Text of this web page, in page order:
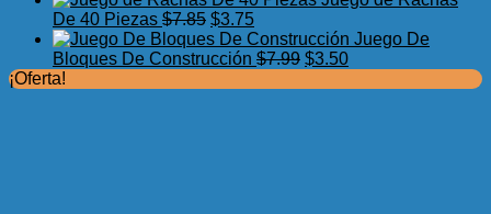
$9.89.
original
era:
$3.99.
actual
es:
$1.25.
De 40 Piezas $7.85 El
precio
original
$3.75El
precio
actual
Juego De
Bloques De Construcción $7.99 El
$3.50El
¡Oferta!